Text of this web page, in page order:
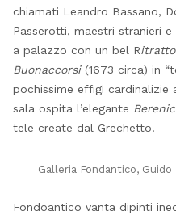
chiamati Leandro Bassano,
Passerotti, maestri stranieri
a palazzo con un bel Ritratto
Buonaccorsi(1673 circa) in
pochissime effigi cardinalizie
sala ospita l’elegante
tele create dal Grechetto.
Galleria Fondantico,
Fondoantico vanta dipinti